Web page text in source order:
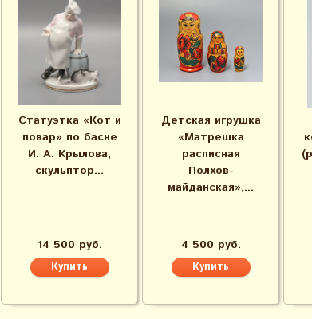
Статуэтка «Кот и
повар» по басне
И. А. Крылова,
скульптор...
14 500 руб.
Детская игрушка
«Матрешка
расписная
Полхов-
майданская»,...
4 500 руб.